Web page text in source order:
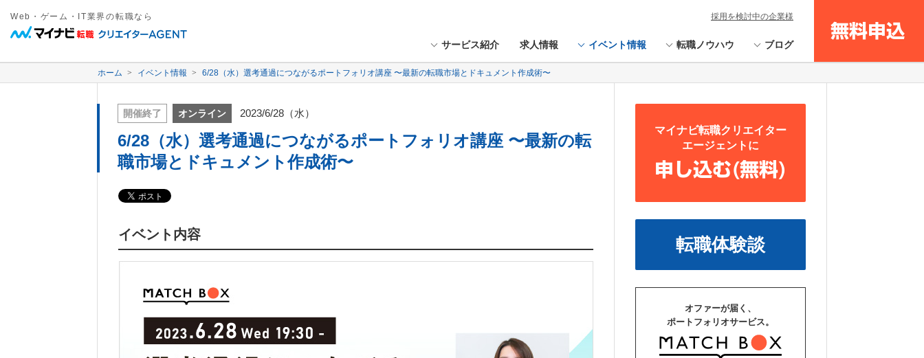
Web・ゲーム・IT業界の転職なら
サービス紹介 求人情報 イベント情報 転職ノウハウ ブログ
無料申込
採用を検討中の企業様
ホーム イベント情報 6/28（水）選考通過につながるポートフォリオ講座 〜最新の転職市場とドキュメント作成術〜
開催終了 オンライン 2023/6/28（水）
6/28（水）選考通過につながるポートフォリオ講座 〜最新の転
職市場とドキュメント作成術〜
イベント内容
マイナビ転職クリエイター
エージェントに
申し込む(無料)
転職体験談
オファーが届く、
ポートフォリオサービス。